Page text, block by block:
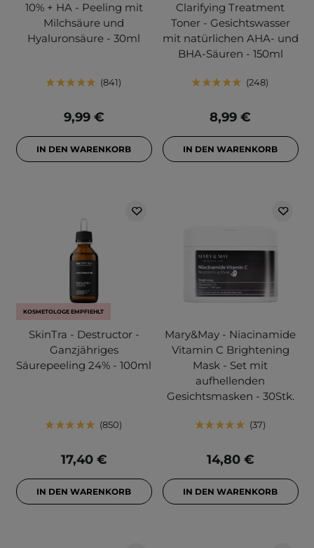
10% + HA - Peeling mit
Milchsäure und
Hyaluronsäure - 30ml
841
9,99 €
IN DEN WARENKORB
Clarifying Treatment
Toner - Gesichtswasser
mit natürlichen AHA- und
BHA-Säuren - 150ml
248
8,99 €
IN DEN WARENKORB
KOSMETOLOGE EMPFIEHLT
SkinTra - Destructor -
Ganzjähriges
Säurepeeling 24% - 100ml
850
17,40 €
IN DEN WARENKORB
Mary&May - Niacinamide
Vitamin C Brightening
Mask - Set mit
aufhellenden
Gesichtsmasken - 30Stk.
37
14,80 €
IN DEN WARENKORB